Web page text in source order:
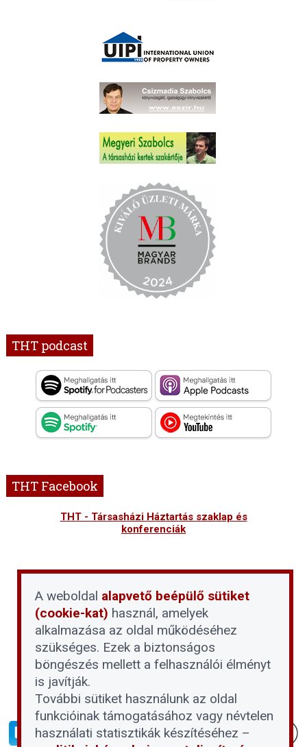
THT podcast
THT Facebook
THT - Társasházi Háztartás szaklap és
konferenciák
A weboldal alapvető beépülő sütiket
(cookie-kat) használ, amelyek
alkalmazása az oldal működéséhez
szükséges. Ezek a biztonságos
böngészés mellett a felhasználói élményt
is javítják.
További sütiket használunk az oldal
funkcióinak támogatásához vagy névtelen
használati statisztikák készítéséhez –